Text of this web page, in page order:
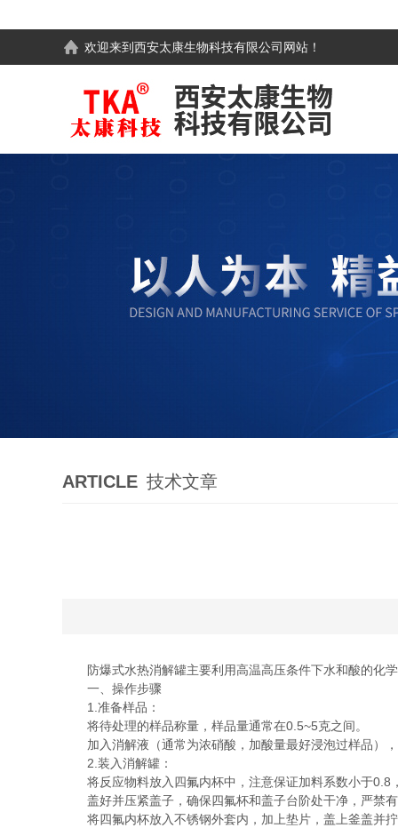
欢迎来到西安太康生物科技有限公司 网站！
ARTICLE 技术文章
防爆式水热消解罐主要利用高温高压条件下水和酸的化学
一、操作步骤
1.准备样品：
将待处理的样品称量，样品量通常在0.5~5克之间。
加入消解液（通常为浓硝酸，加酸量最好浸泡过样品），
2.装入消解罐：
将反应物料放入四氟内杯中，注意保证加料系数小于0.8
盖好并压紧盖子，确保四氟杯和盖子台阶处干净，严禁
将四氟内杯放入不锈钢外套内，加上垫片，盖上釜盖并拧